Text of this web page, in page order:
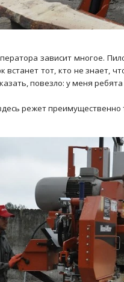
зависит многое.
встанет тот, кто не знает,
повезло: у меня
режет преимущественно